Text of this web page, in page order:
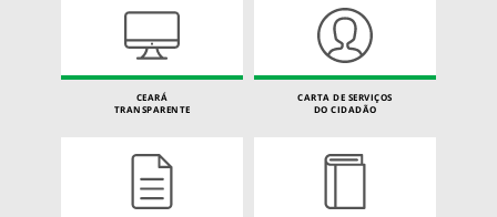
CEARÁ
TRANSPARENTE
CARTA DE SERVIÇOS
DO CIDADÃO